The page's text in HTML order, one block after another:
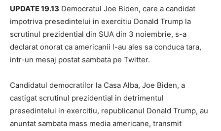
UPDATE 19.13 Democratul Joe Biden, care a candidat
impotriva presedintelui in exercitiu Donald Trump la
scrutinul prezidential din SUA din 3 noiembrie, s-a
declarat onorat ca americanii l-au ales sa conduca tara,
intr-un mesaj postat sambata pe Twitter.
Candidatul democratilor la Casa Alba, Joe Biden, a
castigat scrutinul prezidential in detrimentul
presedintelui in exercitiu, republicanul Donald Trump, au
anuntat sambata mass media americane, transmit